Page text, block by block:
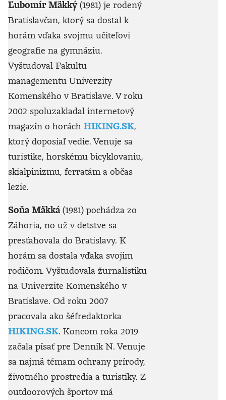
Ľubomír Mäkký(1981) je rodený
Bratislavčan, ktorý sa dostal k
horám vďaka svojmu učiteľovi
geografie na gymnáziu.
Vyštudoval Fakultu
managementu Univerzity
Komenského v Bratislave. V roku
2002 spoluzakladal internetový
magazín o horách HIKING.SK,
ktorý doposiaľ vedie. Venuje sa
turistike, horskému bicyklovaniu,
skialpinizmu, ferratám a občas
lezie.
Soňa Mäkká (1981) pochádza zo
Záhoria, no už v detstve sa
presťahovala do Bratislavy. K
horám sa dostala vďaka svojim
rodičom. Vyštudovala žurnalistiku
na Univerzite Komenského v
Bratislave. Od roku 2007
pracovala ako šéfredaktorka
HIKING.SK. Koncom roka 2019
začala písať pre Denník N. Venuje
sa najmä témam ochrany prírody,
životného prostredia a turistiky. Z
outdoorových športov má